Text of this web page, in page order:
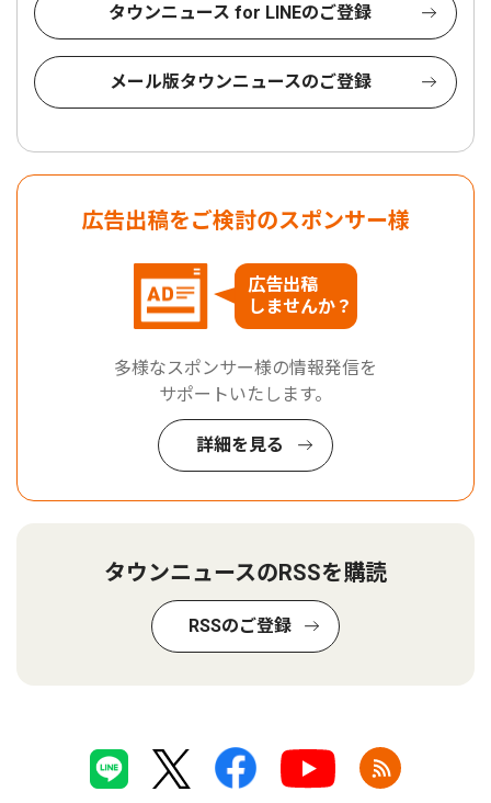
タウンニュース for LINEのご登録
メール版タウンニュースのご登録
広告出稿をご検討のスポンサー様
広告出稿
しませんか？
多様なスポンサー様の情報発信を
サポートいたします。
詳細を見る
タウンニュースのRSSを購読
RSSのご登録